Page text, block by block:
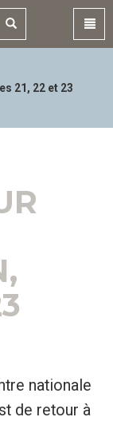
21, 22 et 23
nationale
de retour à